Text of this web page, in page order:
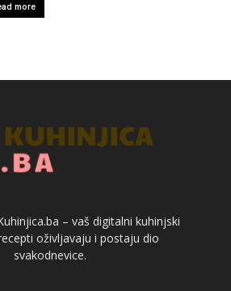
more
– vaš digitalni kuhinjski
oživljavaju i postaju dio
svakodnevice.